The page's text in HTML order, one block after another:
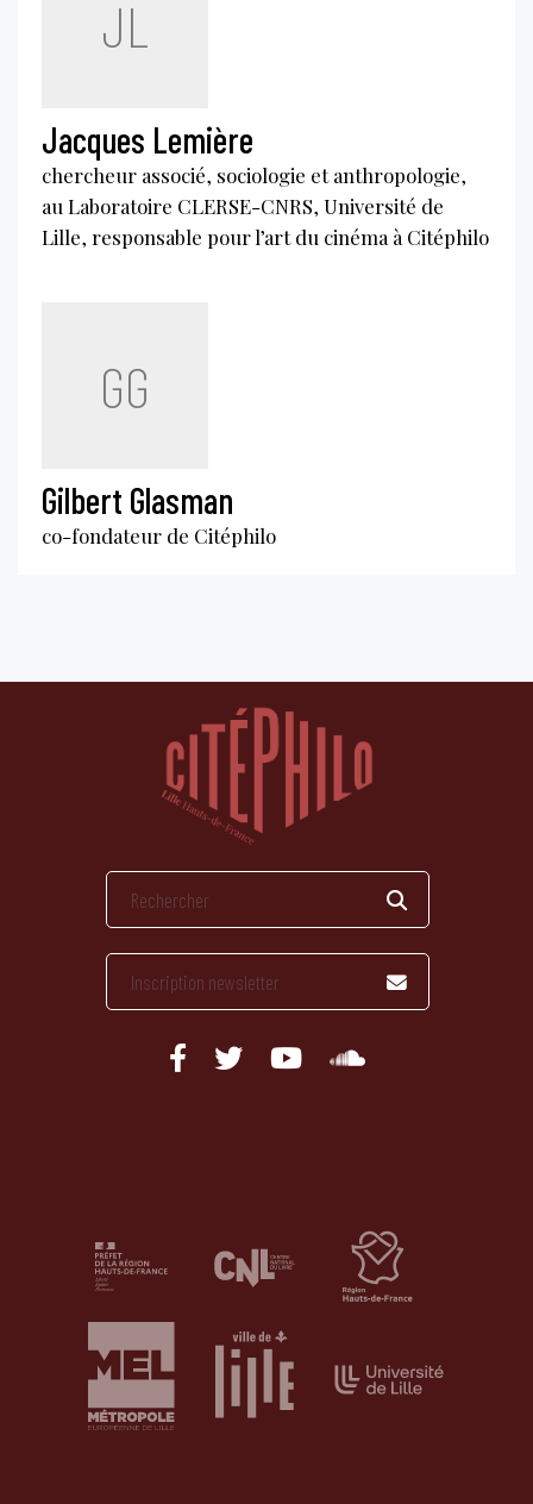
JL
Jacques Lemière
chercheur associé, sociologie et anthropologie,
au Laboratoire CLERSE-CNRS, Université de
Lille, responsable pour l’art du cinéma à Citéphilo
GG
Gilbert Glasman
co-fondateur de Citéphilo